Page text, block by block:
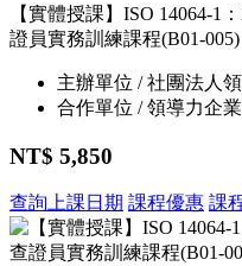
【實體授課】ISO 14064-1
證員實務訓練課程(B01-005)
主辦單位 / 社團法人
合作單位 / 領導力企
NT$ 5,850
查詢上課日期 課程優惠 課